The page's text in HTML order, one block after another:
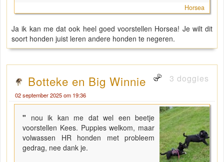
Horsea
Ja ik kan me dat ook heel goed voorstellen Horsea! Je wilt dit
soort honden juist leren andere honden te negeren.
Botteke en Big Winnie 3 doggies
02 september 2025 om 19:36
" nou ik kan me dat wel een beetje
voorstellen Kees. Puppies welkom, maar
volwassen HR honden met probleem
gedrag, nee dank je.